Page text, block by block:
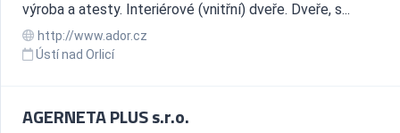
výroba a atesty. Interiérové (vnitřní) dveře. Dveře, s...
http://www.ador.cz
Ústí nad Orlicí
AGERNETA PLUS s.r.o.